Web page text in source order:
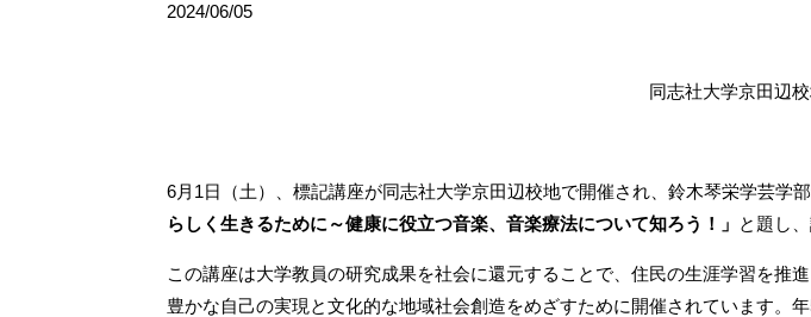
2024/06/05
同志社大学京田辺
6月1日（土）、標記講座が同志社大学京田辺校地で開催され、鈴木琴栄学芸学
らしく生きるために～健康に役立つ音楽、音楽療法について知ろう！」 と題し
この講座は大学教員の研究成果を社会に還元することで、住民の生涯学習を推進
豊かな自己の実現と文化的な地域社会創造をめざすために開催されています。